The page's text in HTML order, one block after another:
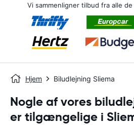
Vi sammenligner tilbud fra alle
Hjem Biludlejning Sliema
Nogle af vores
er tilgængelige i